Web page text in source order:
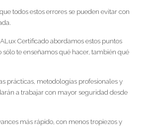
todos estos errores se pueden evitar con
Certificado abordamos estos puntos
sólo te enseñamos qué hacer, también qué
prácticas, metodologías profesionales y
a trabajar con mayor seguridad desde
más rápido, con menos tropiezos y